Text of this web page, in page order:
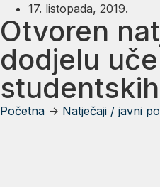
17. listopada, 2019.
Otvoren
dodjelu
Početna -> Natječaji / javni